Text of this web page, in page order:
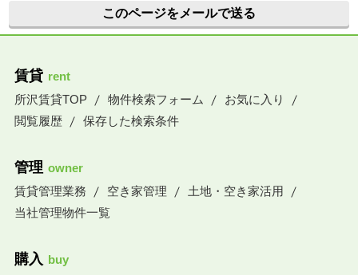
このページをメールで送る
賃貸 rent
所沢賃貸TOP
物件検索フォーム
お気に入り
閲覧履歴
保存した検索条件
管理 owner
賃貸管理業務
空き家管理
土地・空き家活用
当社管理物件一覧
購入 buy